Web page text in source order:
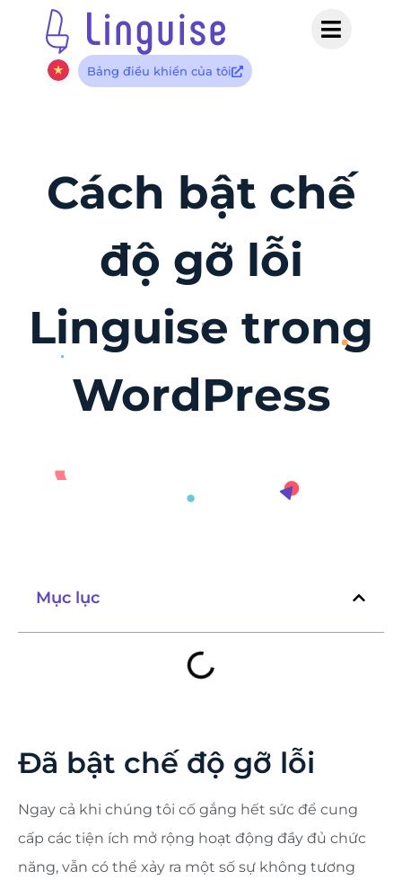
Bảng điều khiển của tôi
Cách bật chế
độ gỡ lỗi
Linguise trong
WordPress
Mục lục
Đã bật chế độ gỡ lỗi
Ngay cả khi chúng tôi cố gắng hết sức để cung
cấp các tiện ích mở rộng hoạt động đầy đủ chức
năng, vẫn có thể xảy ra một số sự không tương